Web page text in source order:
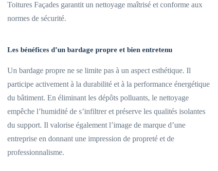
Toitures Façades garantit un nettoyage maîtrisé et conforme aux
normes de sécurité.
Les bénéfices d’un bardage propre et bien entretenu
Un bardage propre ne se limite pas à un aspect esthétique. Il
participe activement à la durabilité et à la performance énergétique
du bâtiment. En éliminant les dépôts polluants, le nettoyage
empêche l’humidité de s’infiltrer et préserve les qualités isolantes
du support. Il valorise également l’image de marque d’une
entreprise en donnant une impression de propreté et de
professionnalisme.